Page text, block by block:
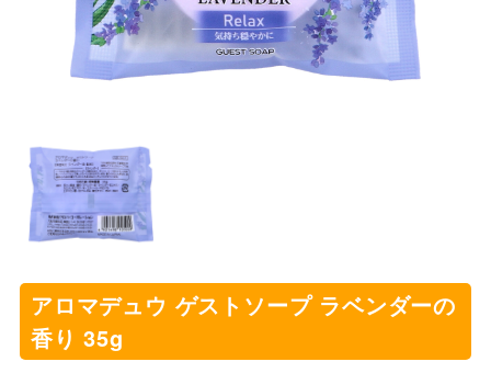
アロマデュウ ゲストソープ ラベンダーの
香り 35g